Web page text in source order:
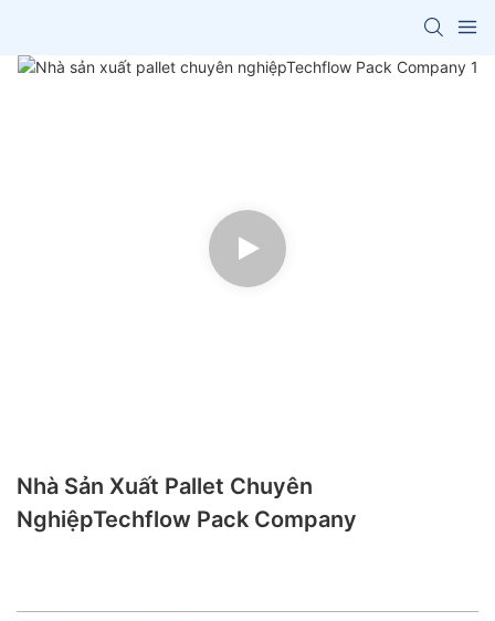
Nhà Sản Xuất Pallet Chuyên
NghiệpTechflow Pack Company